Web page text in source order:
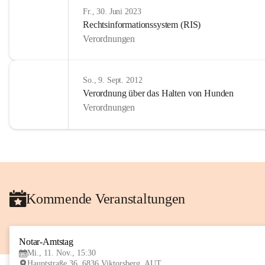
Fr., 30. Juni 2023
Rechtsinformationssystem (RIS)
Verordnungen
So., 9. Sept. 2012
Verordnung über das Halten von Hunden
Verordnungen
Kommende Veranstaltungen
Notar-Amtstag
Mi., 11. Nov., 15:30